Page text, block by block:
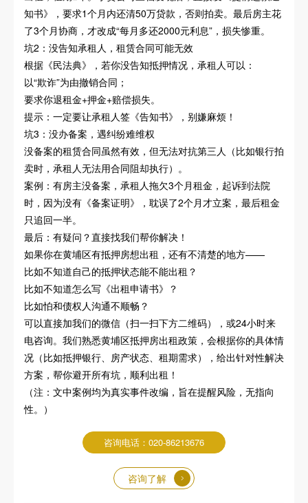
知书》，要求1个月内还清50万贷款，否则拍卖。最后房主花
了3个月协商，才改成“每月多还2000元利息”，损失惨重。
坑2：没告知承租人，租赁合同可能无效
根据《民法典》，若你没告知抵押情况，承租人可以：
以“欺诈”为由撤销合同；
要求你退租金+押金+赔偿损失。
提示：一定要让承租人签《告知书》，别嫌麻烦！
坑3：没办备案，遇纠纷难维权
没备案的租赁合同虽然有效，但无法对抗第三人（比如银行拍
卖时，承租人无法用合同阻却执行）。
案例：有房主没备案，承租人拖欠3个月租金，起诉到法院
时，因为没有《备案证明》，耽误了2个月才立案，最后租金
只追回一半。
最后：有疑问？直接找我们帮你解决！
如果你在黄埔区有抵押房想出租，还有不清楚的地方——
比如不知道自己的抵押状态能不能出租？
比如不知道怎么写《出租申请书》？
比如怕和债权人沟通不顺畅？
可以直接加我们的微信（扫一扫下方二维码），或24小时来
电咨询。我们熟悉黄埔区抵押房出租政策，会根据你的具体情
况（比如抵押银行、房产状态、租期需求），给出针对性解决
方案，帮你避开所有坑，顺利出租！
（注：文中案例均为真实事件改编，旨在提醒风险，无指向
性。）
咨询电话：020-86213676
咨询了解